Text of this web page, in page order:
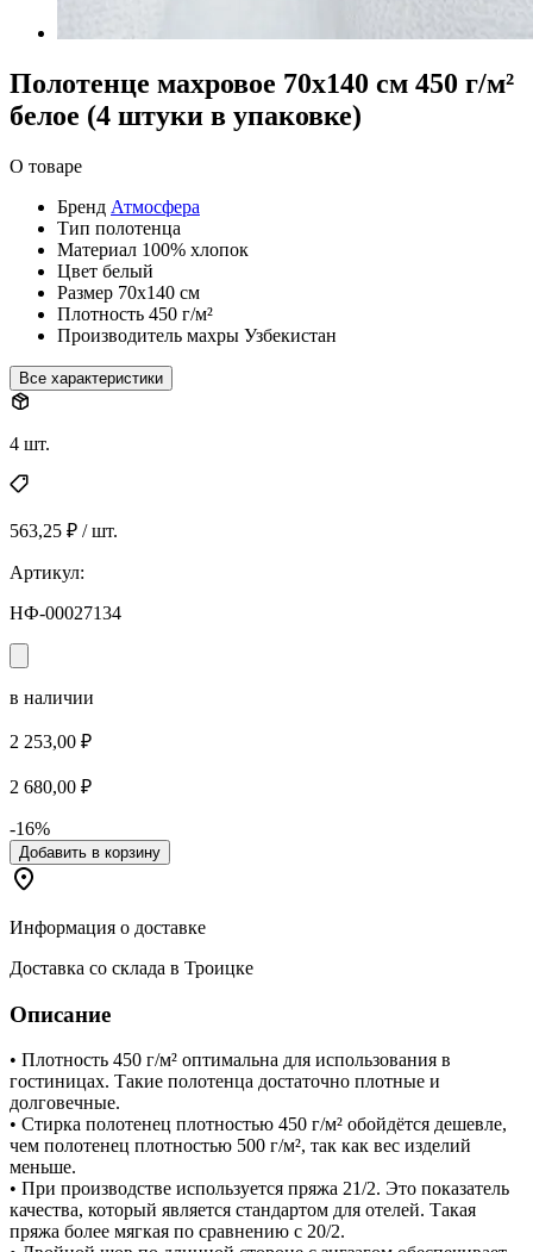
Полотенце махровое 70х140 см 450 г/м²
белое (4 штуки в упаковке)
О товаре
Бренд Атмосфера
Тип полотенца
Материал 100% хлопок
Цвет белый
Размер 70х140 см
Плотность 450 г/м²
Производитель махры Узбекистан
Все характеристики
4 шт.
563,25 ₽ / шт.
Артикул:
НФ-00027134
в наличии
2 253,00 ₽
2 680,00 ₽
-16%
Добавить в корзину
Информация о доставке
Доставка со склада в Троицке
Описание
• Плотность 450 г/м² оптимальна для использования в
гостиницах. Такие полотенца достаточно плотные и
долговечные.
• Стирка полотенец плотностью 450 г/м² обойдётся дешевле,
чем полотенец плотностью 500 г/м², так как вес изделий
меньше.
• При производстве используется пряжа 21/2. Это показатель
качества, который является стандартом для отелей. Такая
пряжа более мягкая по сравнению с 20/2.